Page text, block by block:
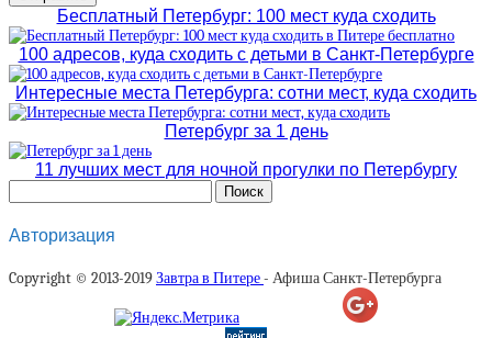
Бесплатный Петербург: 100 мест куда сходить
100 адресов, куда сходить с детьми в Санкт-Петербурге
Интересные места Петербурга: сотни мест, куда сходить
Петербург за 1 день
11 лучших мест для ночной прогулки по Петербургу
Авторизация
Copyright © 2013-2019Завтра в Питере- Афиша Санкт-Петербурга